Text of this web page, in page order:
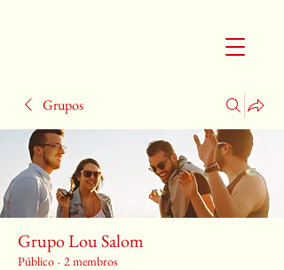
Grupos
Grupo Lou Salom
Público · 2 membros